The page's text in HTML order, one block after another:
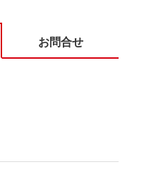
お問合せ